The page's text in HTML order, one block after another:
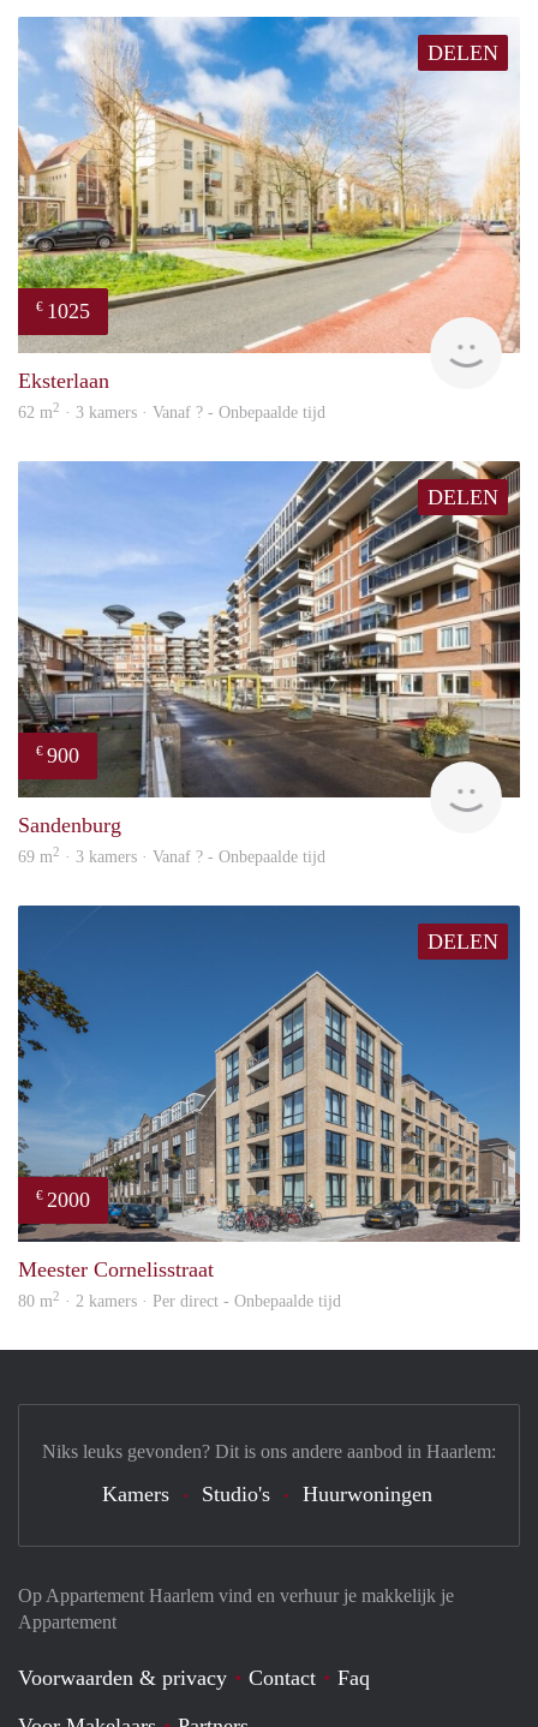
DELEN
€ 1025
Eksterlaan
62 m2 · 3 kamers · Vanaf ? - Onbepaalde tijd
DELEN
€ 900
Sandenburg
69 m2 · 3 kamers · Vanaf ? - Onbepaalde tijd
DELEN
€ 2000
Meester Cornelisstraat
80 m2 · 2 kamers · Per direct - Onbepaalde tijd
Op Appartement Haarlem vind en verhuur je makkelijk je
Appartement
Voorwaarden & privacy Contact
Faq
Niks leuks gevonden? Dit is ons andere aanbod in Haarlem:
Kamers Studio's Huurwoningen